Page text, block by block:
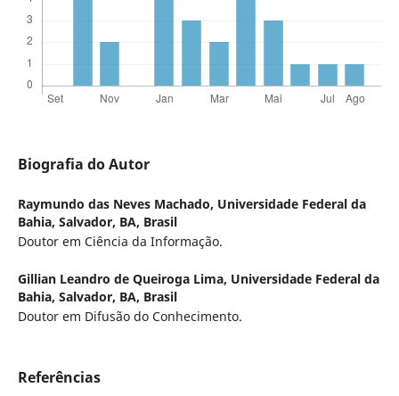
Biografia do Autor
Raymundo das Neves Machado, Universidade Federal da
Bahia, Salvador, BA, Brasil
Doutor em Ciência da Informação.
Gillian Leandro de Queiroga Lima, Universidade Federal da
Bahia, Salvador, BA, Brasil
Doutor em Difusão do Conhecimento.
Referências